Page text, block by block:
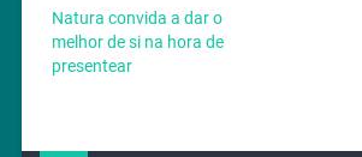
Natura convida a dar o
melhor de si na hora de
presentear